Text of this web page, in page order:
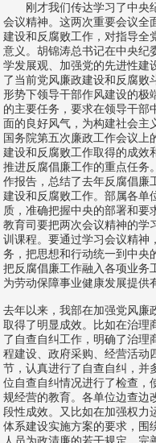
刚才我们传达学习了中央
会议精神。这两次重要会议全
建设和反腐败工作，对指导全
意义。胡锦涛总书记在中央纪
学发展观、加强党的先进性建
了当前党风廉政建设和反腐败
形势下领导干部作风建设的极
的主要任务，要求在领导干部
面的良好风气，为构建社会主
国务院第五次廉政工作会议上
建设和反腐败工作取得的成效
推进反腐倡廉工作的重点任务
作报告，总结了去年反腐倡廉
建设和反腐败工作。部属各单
质，准确把握中央的部署和要
教育司要把两次会议精神的学
训课程。要通过学习会议精神
务，把思想和行动统一到中央
把反腐倡廉工作融入各项业务
为劳动保障事业健康发展提供
去年以来，我部在加强党风廉
取得了明显成效。比如在治理
了自查自纠工作，明确了治理
程建设、政府采购、经营活动
节，认真进行了自查自纠，并
位自查自纠情况进行了检查，
规经营的教育。各单位边查边
段性成效。又比如在加强权力
体系建设实施方案的要求，围